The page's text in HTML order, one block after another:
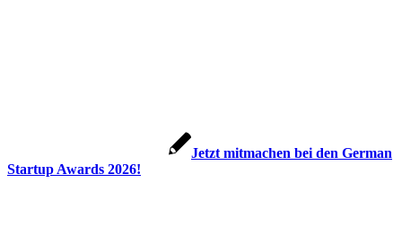
Jetzt mitmachen bei den German
Startup Awards 2026!